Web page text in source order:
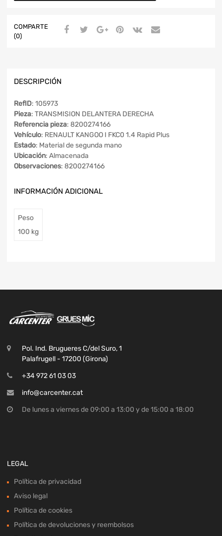
COMPARTE
(0)
DESCRIPCIÓN
RefID: 105973
Pieza: TRANSMISION DELANTERA DERECHA
Referencia pieza: 8200274166
Vehículo: RENAULT KANGOO I FKC0 1.4 Rapid Plus
Estado: Material de segunda mano
Ubicación: Almacenada
Observaciones: 8200274166
INFORMACIÓN ADICIONAL
Peso
100 kg
Pol. Ind. Brugueres C/del Suro, 1
Palafrugell - 17200 (Girona)
+34 972 61 03 03
info@carcenter.cat
De lunes a viernes de 09:00 a 13:00 y de 15:00 a 18:00
LEGAL
Política de privacidad
Aviso legal
Política de cookies
Política de devoluciones y reembolsos